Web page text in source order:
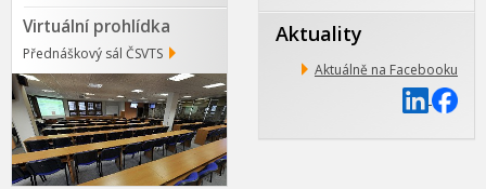
Virtuální prohlídka
Přednáškový sál ČSVTS
Aktuality
Aktuálně na Facebooku